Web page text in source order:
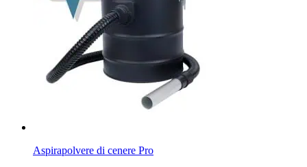
Aspirapolvere di cenere Pro